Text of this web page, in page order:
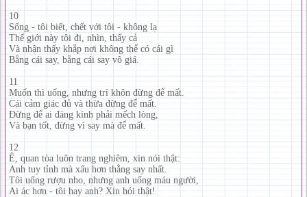
10
Sống - tôi biết, chết với tôi - không lạ
Thế giới này tôi đi, nhìn, thấy cả
Và nhận thấy khắp nơi không thể có cái gì
Bằng cái say, bằng cái say vô giá.
11
Muốn thì uống, nhưng trí khôn đừng để mất.
Cái cảm giác đủ và thừa đừng để mất.
Đừng để ai đáng kính phải mếch lòng,
Và bạn tốt, đừng vì say mà để mất.
12
Ê, quan tòa luôn trang nghiêm, xin nói thật:
Anh tuy tỉnh mà xấu hơn thằng say nhất.
Tôi uống rượu nho, nhưng anh uống máu người,
Ai ác hơn - tôi hay anh? Xin hỏi thật!